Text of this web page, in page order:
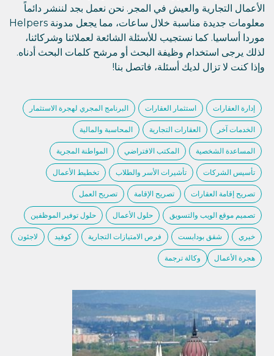
الأعمال التجارية والعيش في المجر. نحن نعمل بجد لننشر دائماً
معلومات جديدة مناسبة خلال ساعات، مما يجعل مدونة Helpers
موردا أساسيا. كما نستجيب للأسئلة الشائعة لعملائنا وشركائنا،
لذلك يرجى استخدام وظيفة البحث أو مرشح كلمات البحث أدناه.
وإذا كنت لا تزال لديك أسئلة، فاتصل بنا!
إدارة العقارات استثمار العقارات البرنامج المجري لهجرة الاستثمار
الخدمات آخر العقارات التجارية المحاسبة والمالية
المساعدة الشخصية المكتب الافتراضي المواطنة المجرية
تأسيس الشركات تأشيرات الأسر والطلاب تخطيط الأعمال
تصريح إقامة العقارات تصريح الإقامة تصريح العمل
تصميم موقع الويب والتسويق حلول الأعمال حلول توفير الموظفين
خيري شقق بودابست فرص الامتيازات التجارية كوفيد لاجئون
هجرة الأعمال وكالة ترجمة